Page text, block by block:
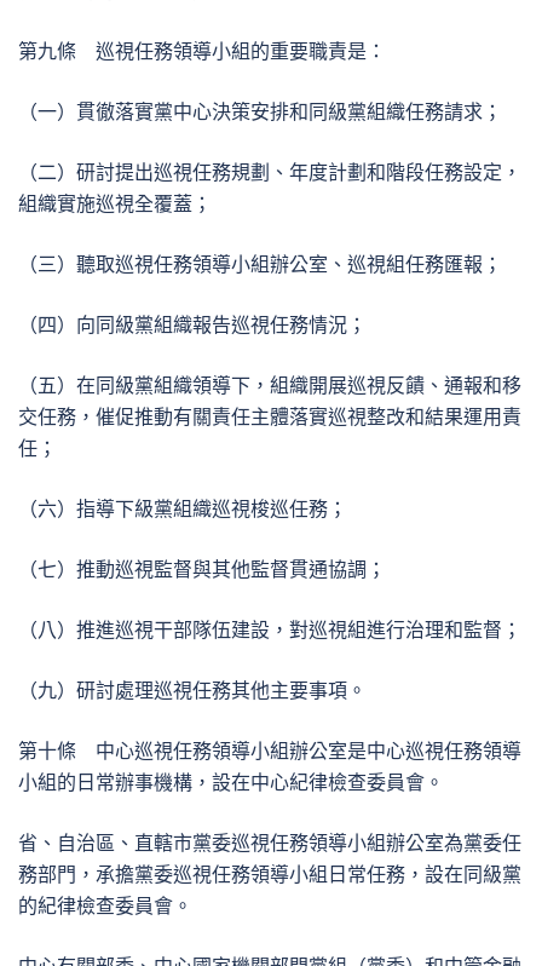
第九條 巡視任務領導小組的重要職責是：
（一）貫徹落實黨中心決策安排和同級黨組織任務請求；
（二）研討提出巡視任務規劃、年度計劃和階段任務設定，
組織實施巡視全覆蓋；
（三）聽取巡視任務領導小組辦公室、巡視組任務匯報；
（四）向同級黨組織報告巡視任務情況；
（五）在同級黨組織領導下，組織開展巡視反饋、通報和移
交任務，催促推動有關責任主體落實巡視整改和結果運用責
任；
（六）指導下級黨組織巡視梭巡任務；
（七）推動巡視監督與其他監督貫通協調；
（八）推進巡視干部隊伍建設，對巡視組進行治理和監督；
（九）研討處理巡視任務其他主要事項。
第十條 中心巡視任務領導小組辦公室是中心巡視任務領導
小組的日常辦事機構，設在中心紀律檢查委員會。
省、自治區、直轄市黨委巡視任務領導小組辦公室為黨委任
務部門，承擔黨委巡視任務領導小組日常任務，設在同級黨
的紀律檢查委員會。